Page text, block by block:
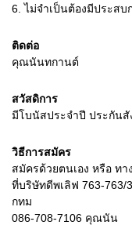
6. ไม่จำเป็นต้องมีประส
ติดต่อ
คุณนันทกานต์
สวัสดิการ
มีโบนัสประจำปี ประกัน
วิธีการสมัคร
สมัครด้วยตนเอง หรือ ทา
ที่บริษัทดีพเลิฟ 763-763/
กทม
086-708-7106 คุณนัน